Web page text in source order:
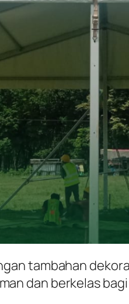
tambahan
dan berkelas